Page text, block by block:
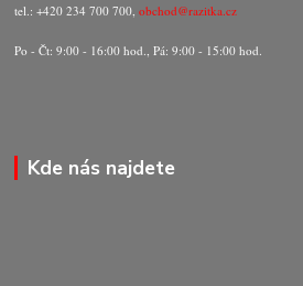
tel.: +420 234 700 700,obchod@razitka.cz
Po - Čt: 9:00 - 16:00 hod., Pá: 9:00 - 15:00 hod.
Kde nás najdete